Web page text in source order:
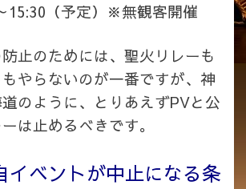
15:30（予定）※無観客開催
止のためには、聖火リレーも
やらないのが一番ですが、神
のように、とりあえずPVと公
は止めるべきです。
イベントが中止になる条